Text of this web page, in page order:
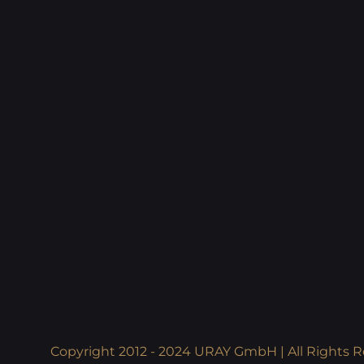
Copyright 2012 - 2024 URAY GmbH | All Rights